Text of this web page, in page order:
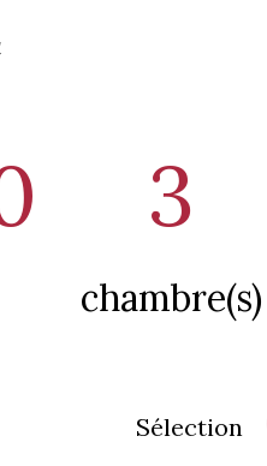
3
chambre(s)
Sélection